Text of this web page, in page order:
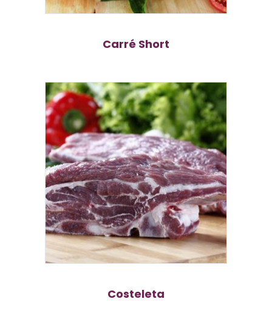
Carré Short
Costeleta